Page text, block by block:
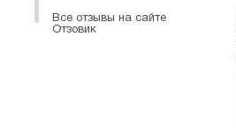
Все отзывы на сайте
Отзовик